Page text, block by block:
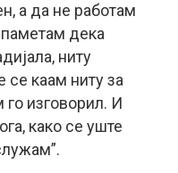
а да не работам
паметам дека
ниту
се каам ниту за
го изговорил. И
како се уште